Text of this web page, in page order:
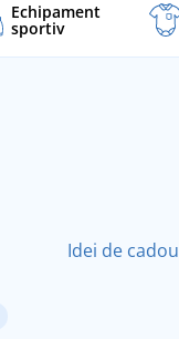
Echipament
sportiv
Idei de cadou